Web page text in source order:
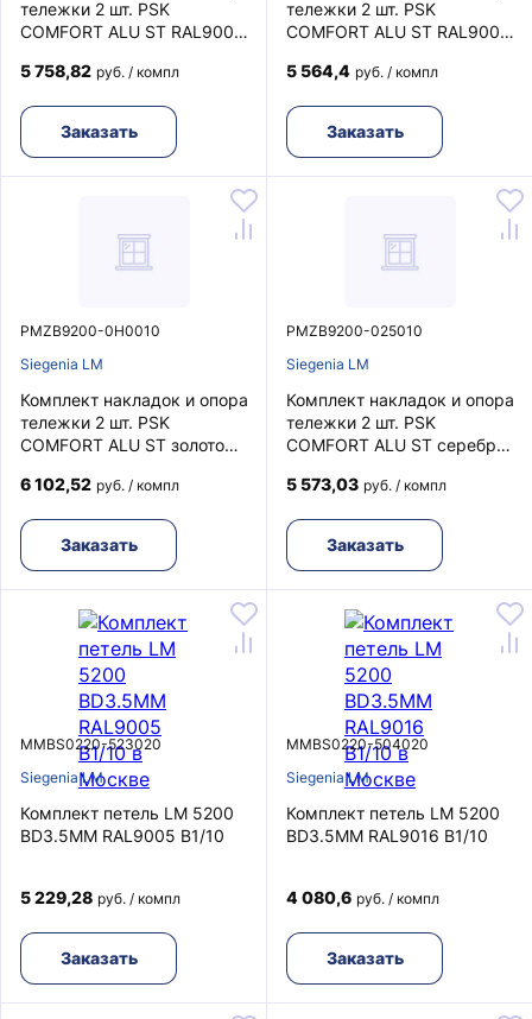
тележки 2 шт. PSK
COMFORT ALU ST RAL9003
5 758,82 руб. / компл
Заказать
тележки 2 шт. PSK
COMFORT ALU ST RAL9005
5 564,4 руб. / компл
Заказать
PMZB9200-0H0010
Siegenia LM
Комплект накладок и опора
тележки 2 шт. PSK
COMFORT ALU ST золото
6 102,52 руб. / компл
Заказать
PMZB9200-025010
Siegenia LM
Комплект накладок и опора
тележки 2 шт. PSK
COMFORT ALU ST серебро
5 573,03 руб. / компл
Заказать
MMBS0220-523020
Siegenia LM
Комплект петель LM 5200
BD3.5MM RAL9005 B1/10
5 229,28 руб. / компл
Заказать
MMBS0220-504020
Siegenia LM
Комплект петель LM 5200
BD3.5MM RAL9016 B1/10
4 080,6 руб. / компл
Заказать